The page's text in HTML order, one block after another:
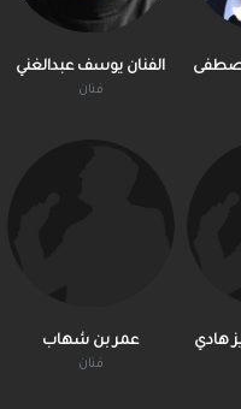
عمر بن شهاب
فنان
هادي
الفنان يوسف عبدالغني
فنان